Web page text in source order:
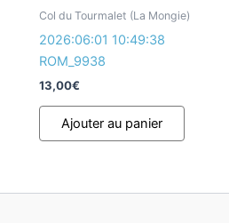
Col du Tourmalet (La Mongie)
2026:06:01 10:49:38
ROM_9938
13,00€
Ajouter au panier